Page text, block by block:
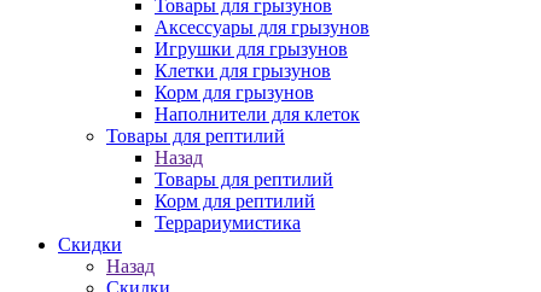
Товары для грызунов
Аксессуары для грызунов
Игрушки для грызунов
Клетки для грызунов
Корм для грызунов
Наполнители для клеток
Товары для рептилий
Назад
Товары для рептилий
Корм для рептилий
Террариумистика
Скидки
Назад
Скидки